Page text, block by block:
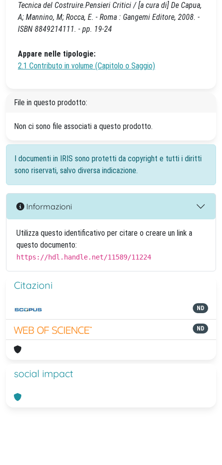
Tecnica del Costruire.Pensieri Critici / [a cura di] De Capua,
A; Mannino, M; Rocca, E. - Roma : Gangemi Editore, 2008. -
ISBN 8849214111. - pp. 19-24
Appare nelle tipologie:
2.1 Contributo in volume (Capitolo o Saggio)
File in questo prodotto:
Non ci sono file associati a questo prodotto.
I documenti in IRIS sono protetti da copyright e tutti i diritti
sono riservati, salvo diversa indicazione.
Informazioni
Utilizza questo identificativo per citare o creare un link a
questo documento:
https://hdl.handle.net/11589/11224
Citazioni
ND
ND
social impact